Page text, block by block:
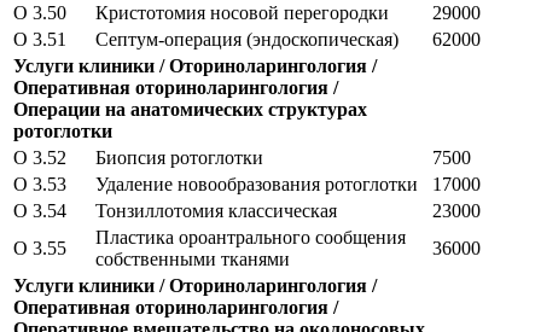
O 3.50
Кристотомия носовой перегородки
29000
O 3.51
Септум-операция (эндоскопическая)
62000
Услуги клиники / Оториноларингология /
Оперативная оториноларингология /
Операции на анатомических структурах
ротоглотки
O 3.52
Биопсия ротоглотки
7500
O 3.53
Удаление новообразования ротоглотки
17000
O 3.54
Тонзиллотомия классическая
23000
O 3.55
Пластика ороантрального сообщения
собственными тканями
36000
Услуги клиники / Оториноларингология /
Оперативная оториноларингология /